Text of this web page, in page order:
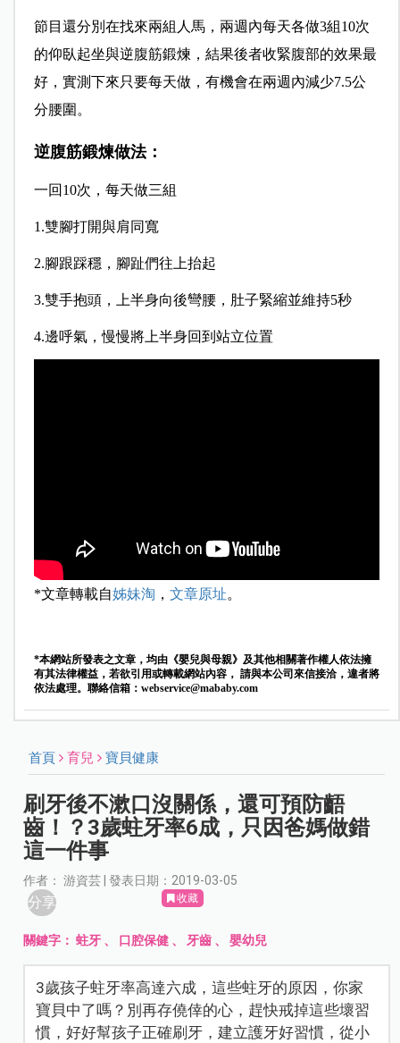
節目還分別在找來兩組人馬，兩週內每天各做3組10次
的仰臥起坐與逆腹筋鍛煉，結果後者收緊腹部的效果最
好，實測下來只要每天做，有機會在兩週內減少7.5公
分腰圍。
逆腹筋鍛煉做法：
一回10次，每天做三組
1.雙腳打開與肩同寬
2.腳跟踩穩，腳趾們往上抬起
3.雙手抱頭，上半身向後彎腰，肚子緊縮並維持5秒
4.邊呼氣，慢慢將上半身回到站立位置
*文章轉載自姊妹淘 ， 文章原址。
*本網站所發表之文章，均由《嬰兒與母親》及其他相關著作權人依法擁
有其法律權益，若欲引用或轉載網站內容， 請與本公司來信接洽，違者將
依法處理。聯絡信箱： webservice@mababy.com
首頁 育兒 寶貝健康
刷牙後不漱口沒關係，還可預防齬
齒！？3歲蛀牙率6成，只因爸媽做錯
這一件事
作者： 游資芸 | 發表日期：2019-03-05
分享 收藏
關鍵字：蛀牙 、 口腔保健 、牙齒 、嬰幼兒
3歲孩子蛀牙率高達六成，這些蛀牙的原因，你家
寶貝中了嗎？別再存僥倖的心，趕快戒掉這些壞習
慣，好好幫孩子正確刷牙，建立護牙好習慣，從小